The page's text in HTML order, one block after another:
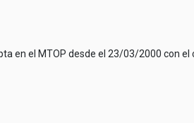
en el MTOP desde el 23/03/2000 con